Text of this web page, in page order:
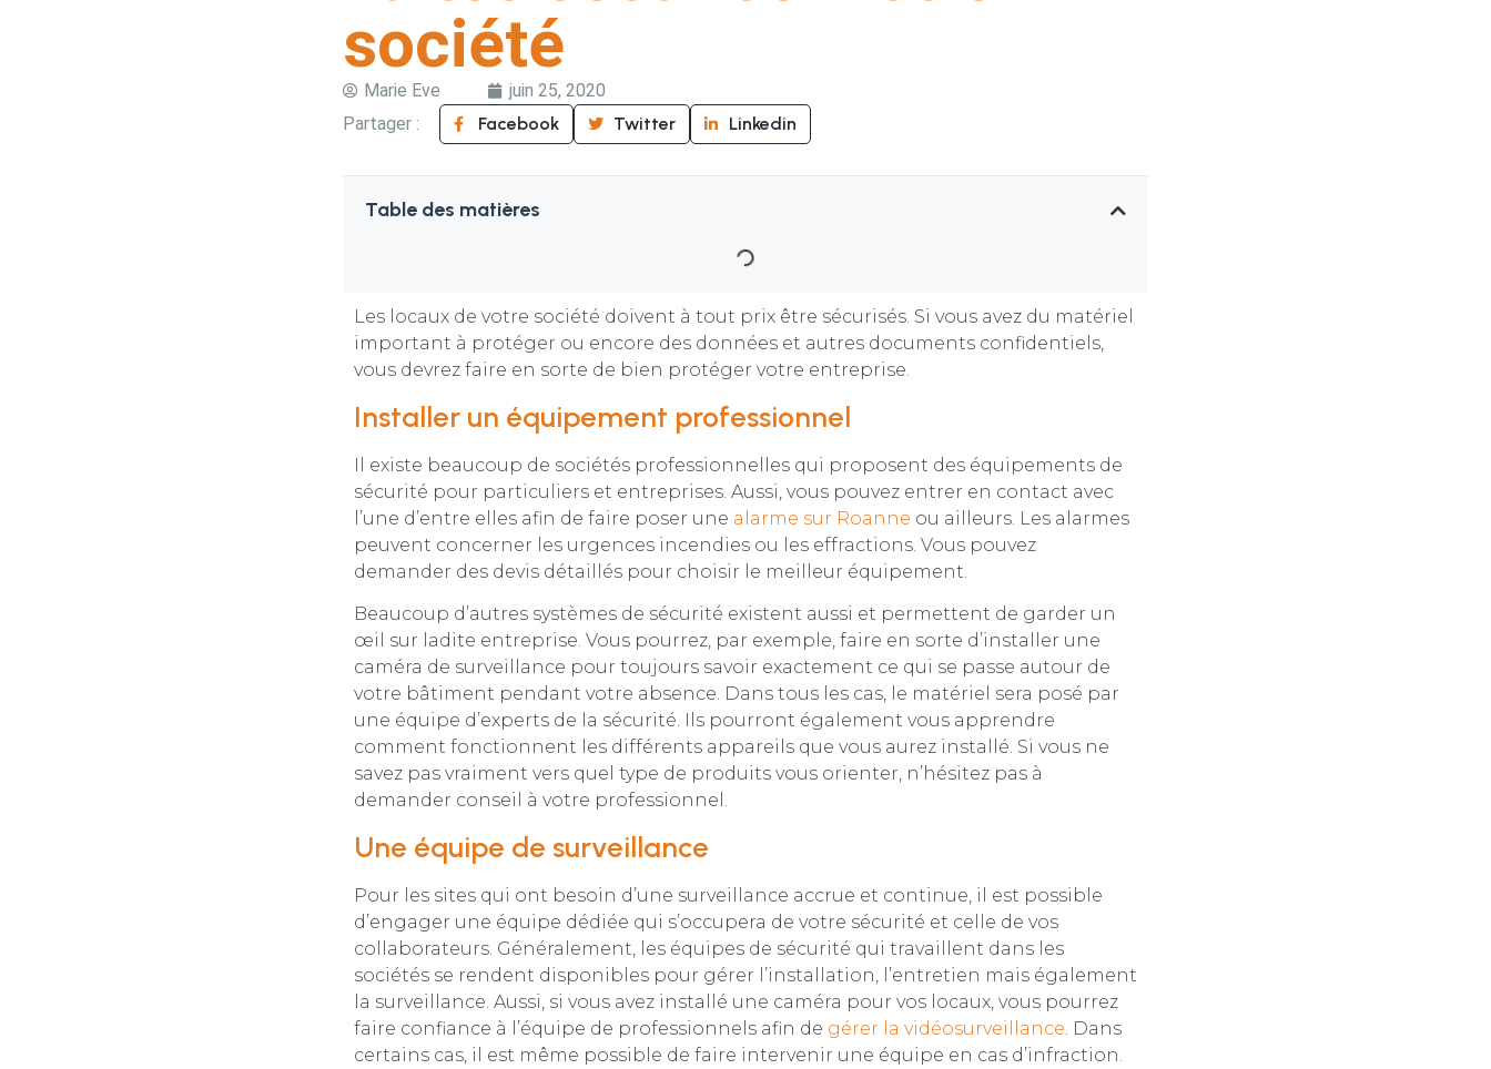
société
Marie Eve
juin 25, 2020
Partager :
Facebook Twitter Linkedin
Table des matières
Les locaux de votre société doivent à tout prix être sécurisés. Si vous avez du matériel
important à protéger ou encore des données et autres documents confidentiels,
vous devrez faire en sorte de bien protéger votre entreprise.
Installer un équipement professionnel
Il existe beaucoup de sociétés professionnelles qui proposent des équipements de
sécurité pour particuliers et entreprises. Aussi, vous pouvez entrer en contact avec
l’une d’entre elles afin de faire poser une alarme sur Roanne ou ailleurs. Les alarmes
peuvent concerner les urgences incendies ou les effractions. Vous pouvez
demander des devis détaillés pour choisir le meilleur équipement.
Beaucoup d’autres systèmes de sécurité existent aussi et permettent de garder un
œil sur ladite entreprise. Vous pourrez, par exemple, faire en sorte d’installer une
caméra de surveillance pour toujours savoir exactement ce qui se passe autour de
votre bâtiment pendant votre absence. Dans tous les cas, le matériel sera posé par
une équipe d’experts de la sécurité. Ils pourront également vous apprendre
comment fonctionnent les différents appareils que vous aurez installé. Si vous ne
savez pas vraiment vers quel type de produits vous orienter, n’hésitez pas à
demander conseil à votre professionnel.
Une équipe de surveillance
Pour les sites qui ont besoin d’une surveillance accrue et continue, il est possible
d’engager une équipe dédiée qui s’occupera de votre sécurité et celle de vos
collaborateurs. Généralement, les équipes de sécurité qui travaillent dans les
sociétés se rendent disponibles pour gérer l’installation, l’entretien mais également
la surveillance. Aussi, si vous avez installé une caméra pour vos locaux, vous pourrez
faire confiance à l’équipe de professionnels afin de gérer la vidéosurveillance . Dans
certains cas, il est même possible de faire intervenir une équipe en cas d’infraction.